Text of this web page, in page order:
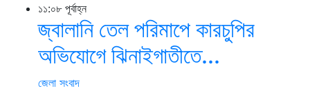
১১:০৮ পূর্বাহ্ন
জ্বালানি তেল পরিমাপে কারচুপির
অভিযোগে ঝিনাইগাতীতে...
জেলা সংবাদ